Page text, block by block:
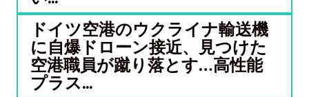
ドイツ空港のウクライナ輸送機
に自爆ドローン接近、見つけた
空港職員が蹴り落とす…高性能
プラス...